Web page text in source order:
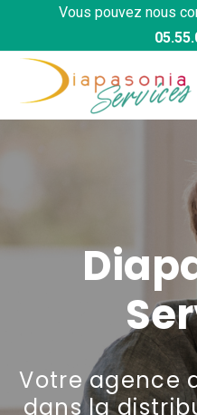
Vous pouvez nous
Votre agence
dans la